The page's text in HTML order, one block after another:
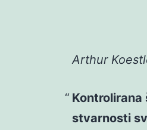
Arthur
Kontrolirana
stvarnosti